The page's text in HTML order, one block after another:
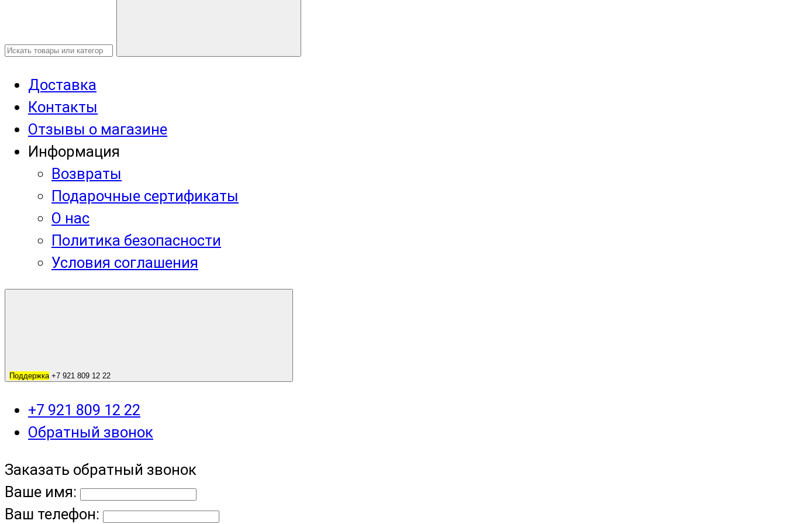
Доставка
Контакты
Отзывы о магазине
Информация
Возвраты
Подарочные сертификаты
О нас
Политика безопасности
Условия соглашения
Поддержка +7 921 809 12 22
+7 921 809 12 22
Обратный звонок
Заказать обратный звонок
Ваше имя:
Ваш телефон: